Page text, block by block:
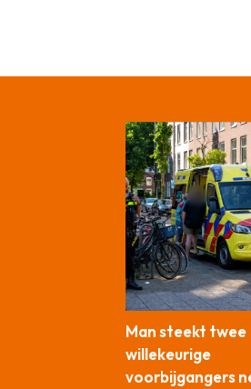
Man steekt twee
willekeurige
voorbijgangers